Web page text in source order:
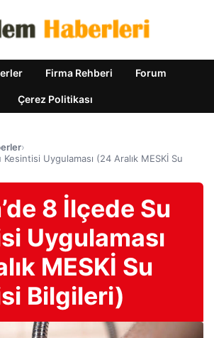
Firma Rehberi Forum
Çerez Politikası
›
Uygulaması (24 Aralık MESKİ Su
8 İlçede Su
Uygulaması
MESKİ Su
Bilgileri)